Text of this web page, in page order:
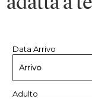
Data Arrivo
Arrivo
Adulto